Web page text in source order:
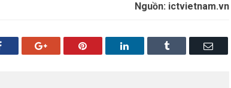
Nguồn: ictvietnam.vn
Facebook Google+ Pinterest LinkedIn Tumblr Email